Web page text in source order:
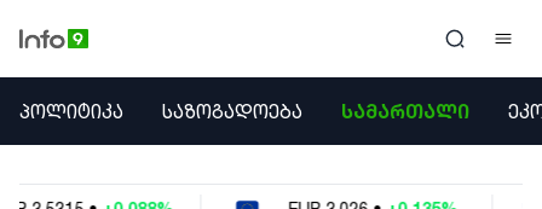
ᲞᲝᲚᲘᲢᲘᲙᲐ
ᲔᲙᲝᲜᲝᲛᲘᲙᲐ
ᲞᲝᲚᲘᲢᲘᲙᲐ ᲡᲐᲖᲝᲒᲐᲓᲝᲔᲑᲐ ᲡᲐᲛᲐᲠᲗᲐᲚᲘ